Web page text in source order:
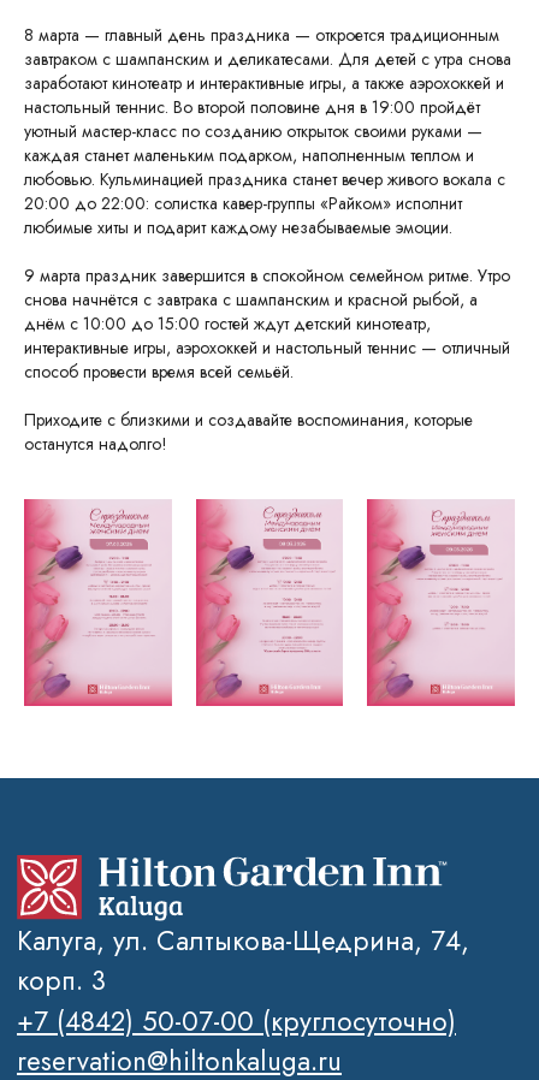
8 марта — главный день праздника — откроется традиционным
завтраком с шампанским и деликатесами. Для детей с утра снова
заработают кинотеатр и интерактивные игры, а также аэрохоккей и
настольный теннис. Во второй половине дня в 19:00 пройдёт
уютный мастер-класс по созданию открыток своими руками —
каждая станет маленьким подарком, наполненным теплом и
любовью. Кульминацией праздника станет вечер живого вокала с
20:00 до 22:00: солистка кавер-группы «Райком» исполнит
любимые хиты и подарит каждому незабываемые эмоции.
9 марта праздник завершится в спокойном семейном ритме. Утро
снова начнётся с завтрака с шампанским и красной рыбой, а
днём с 10:00 до 15:00 гостей ждут детский кинотеатр,
интерактивные игры, аэрохоккей и настольный теннис — отличный
способ провести время всей семьёй.
Приходите с близкими и создавайте воспоминания, которые
останутся надолго!
Калуга, ул. Салтыкова-Щедрина, 74,
корп. 3
+7 (4842) 50-07-00 (круглосуточно)
Об отеле
Ресторан
Свадьбы
Банкеты
Конференции
Афиша
Услуги
Стандарт
Делюкс
Люкс
Семейный
Апартаменты
Фотогалерея
Спецпредложения
Бронирование
Вакансии
Контакты
FAQ
Блог